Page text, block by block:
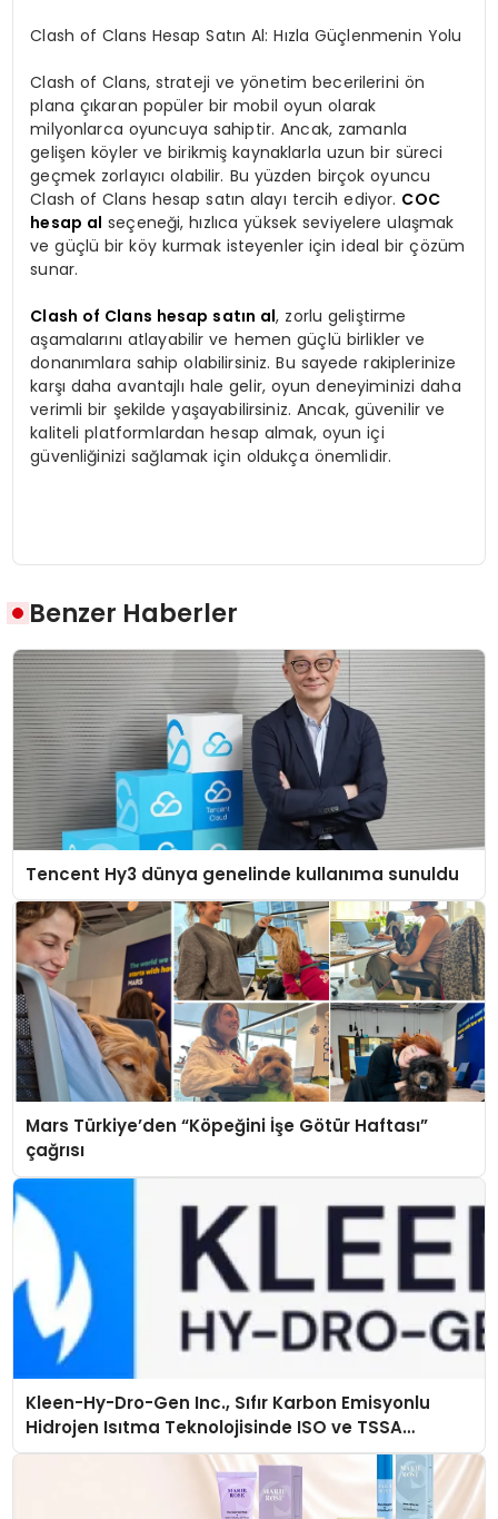
Clash of Clans Hesap Satın Al: Hızla Güçlenmenin Yolu
Clash of Clans, strateji ve yönetim becerilerini ön
plana çıkaran popüler bir mobil oyun olarak
milyonlarca oyuncuya sahiptir. Ancak, zamanla
gelişen köyler ve birikmiş kaynaklarla uzun bir süreci
geçmek zorlayıcı olabilir. Bu yüzden birçok oyuncu
Clash of Clans hesap satın alayı tercih ediyor. COC
hesap al seçeneği, hızlıca yüksek seviyelere ulaşmak
ve güçlü bir köy kurmak isteyenler için ideal bir çözüm
sunar.
Clash of Clans hesap satın al, zorlu geliştirme
aşamalarını atlayabilir ve hemen güçlü birlikler ve
donanımlara sahip olabilirsiniz. Bu sayede rakiplerinize
karşı daha avantajlı hale gelir, oyun deneyiminizi daha
verimli bir şekilde yaşayabilirsiniz. Ancak, güvenilir ve
kaliteli platformlardan hesap almak, oyun içi
güvenliğinizi sağlamak için oldukça önemlidir.
Benzer Haberler
Tencent Hy3 dünya genelinde kullanıma sunuldu
Mars Türkiye’den “Köpeğini İşe Götür Haftası”
çağrısı
Kleen-Hy-Dro-Gen Inc., Sıfır Karbon Emisyonlu
Hidrojen Isıtma Teknolojisinde ISO ve TSSA
Düzenleyici Onaylarını Aldı